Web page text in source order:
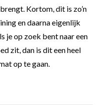
Kortom, dit is zo’n
en daarna eigenlijk
je op zoek bent naar een
zit, dan is dit een heel
op te gaan.